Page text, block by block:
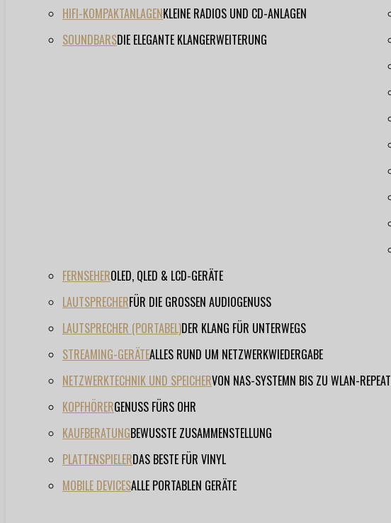
HIFI-KOMPAKTANLAGENKLEINE RADIOS UND CD-ANLAGEN
SOUNDBARSDIE ELEGANTE KLANGERWEITERUNG
FERNSEHEROLED, QLED & LCD-GERÄTE
LAUTSPRECHERFÜR DIE GROSSEN AUDIOGENUSS
LAUTSPRECHER (PORTABEL)DER KLANG FÜR UNTERWEGS
STREAMING-GERÄTEALLES RUND UM NETZWERKWIEDERGABE
NETZWERKTECHNIK UND SPEICHERVON NAS-SYSTEMN BIS ZU WLAN-
KOPFHÖRERGENUSS FÜRS OHR
KAUFBERATUNGBEWUSSTE ZUSAMMENSTELLUNG
PLATTENSPIELERDAS BESTE FÜR VINYL
MOBILE DEVICESALLE PORTABLEN GERÄTE